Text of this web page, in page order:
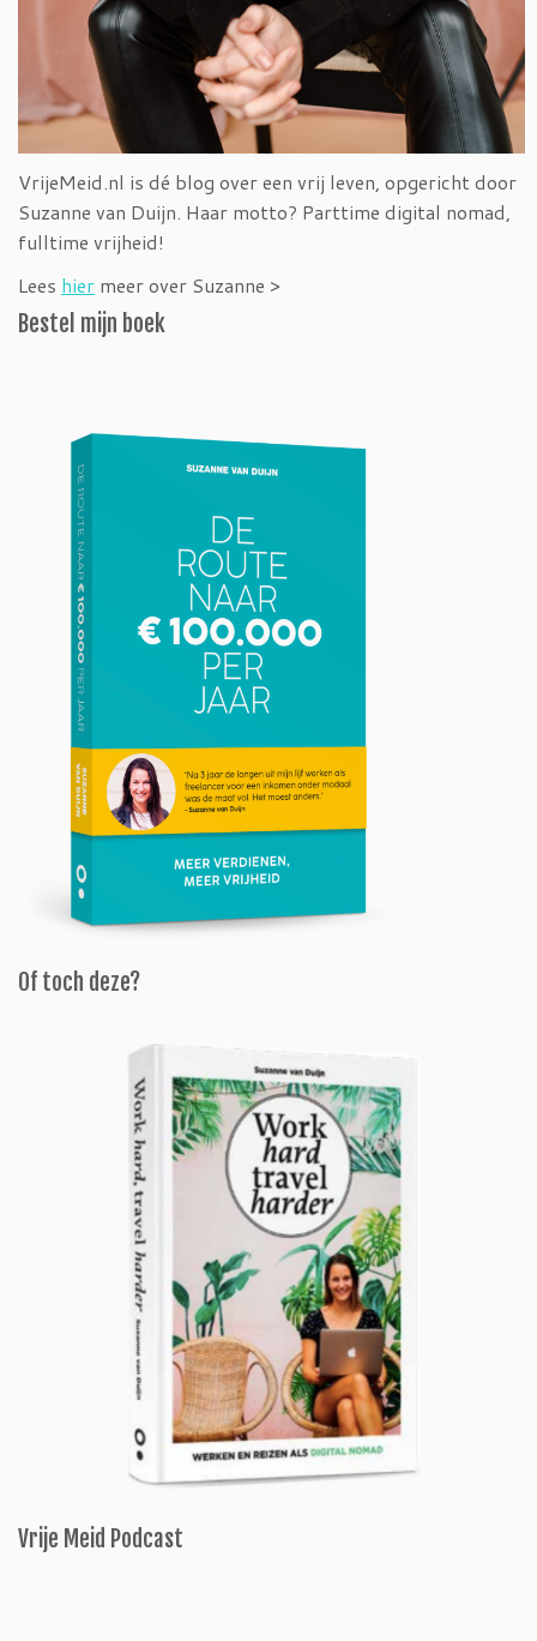
VrijeMeid.nl is dé blog over een vrij leven, opgericht door
Suzanne van Duijn. Haar motto? Parttime digital nomad,
fulltime vrijheid!
Lees hier meer over Suzanne >
Bestel mijn boek
Of toch deze?
Vrije Meid Podcast